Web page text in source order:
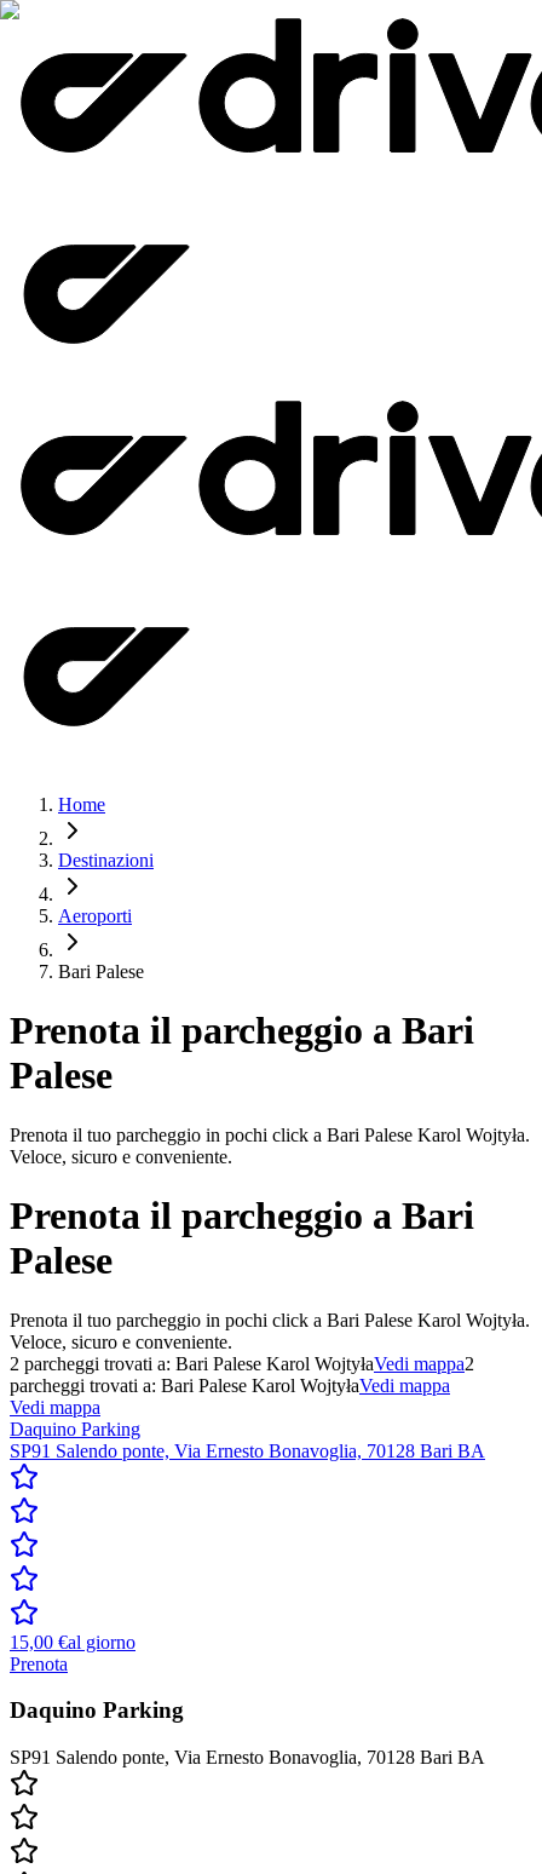
Home
Destinazioni
Aeroporti
Bari Palese
Prenota il parcheggio a Bari
Palese
Prenota il tuo parcheggio in pochi click a Bari Palese Karol Wojtyła.
Veloce, sicuro e conveniente.
Prenota il parcheggio a Bari
Palese
Prenota il tuo parcheggio in pochi click a Bari Palese Karol Wojtyła.
Veloce, sicuro e conveniente.
2 parcheggi trovati a: Bari Palese Karol WojtyłaVedi mappa2
parcheggi trovati a: Bari Palese Karol WojtyłaVedi mappa
Vedi mappa
Daquino Parking
SP91 Salendo ponte, Via Ernesto Bonavoglia, 70128 Bari BA
15,00 €al giorno
Prenota
Daquino Parking
SP91 Salendo ponte, Via Ernesto Bonavoglia, 70128 Bari BA